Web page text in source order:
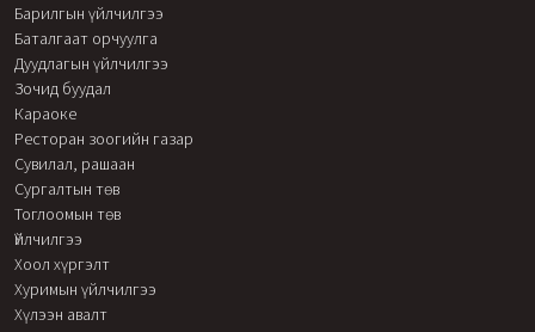
Барилгын үйлчилгээ
Баталгаат орчуулга
Дуудлагын үйлчилгээ
Зочид буудал
Караоке
Ресторан зоогийн газар
Сувилал, рашаан
Сургалтын төв
Тоглоомын төв
Үйлчилгээ
Хоол хүргэлт
Хуримын үйлчилгээ
Хүлээн авалт